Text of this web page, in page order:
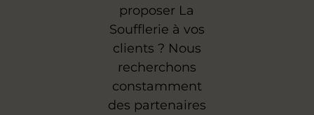
proposer La
Soufflerie à vos
clients ? Nous
recherchons
constamment
des partenaires